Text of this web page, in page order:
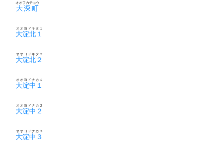
大深町
オオフカチョウ
大淀北１
オオヨドキタ１
大淀北２
オオヨドキタ２
大淀中１
オオヨドナカ１
大淀中２
オオヨドナカ２
大淀中３
オオヨドナカ３